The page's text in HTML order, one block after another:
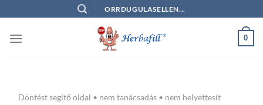
to
content
ORRDUGULASELLEN...
0
Döntést segítő oldal • nem tanácsadás • nem helyettesít